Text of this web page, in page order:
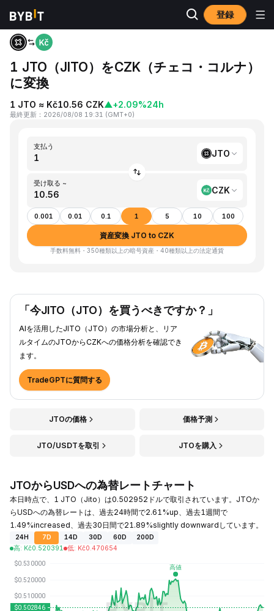
登録
ホーム JTO to CZK
1 JTO（JITO）をCZK（チェコ・コルナ）
に変換
1 JTO ≈ Kč10.56 CZK▲+2.09%24h
最終更新 ： 2026/08/08 19:31 (GMT+0)
支払う
JTO
受け取る ~
CZK
0.001 0.01 0.1 1 5 10 100
資産変換 JTO to CZK
手数料無料・350種類以上の暗号資産・40種類以上の法定通貨
「今JITO（JTO）を買うべきですか？」
AIを活用したJITO（JTO）の市場分析と、リア
ルタイムのJTOからCZKへの価格分析を確認でき
ます。
TradeGPTに質問する
JTOの価格 価格予測
JTO/USDTを取引 JTOを購入
JTOからUSDへの為替レートチャート
本日時点で、1 JTO（Jito）は0.502952ドルで取引されています。JTOか
らUSDへの為替レートは、過去24時間で2.61%up、過去1週間で
1.49%increased、過去30日間で21.89%slightly downwardしています。
24H 7D 14D 30D 60D
200D
高: Kč0.520391 低: Kč0.470654